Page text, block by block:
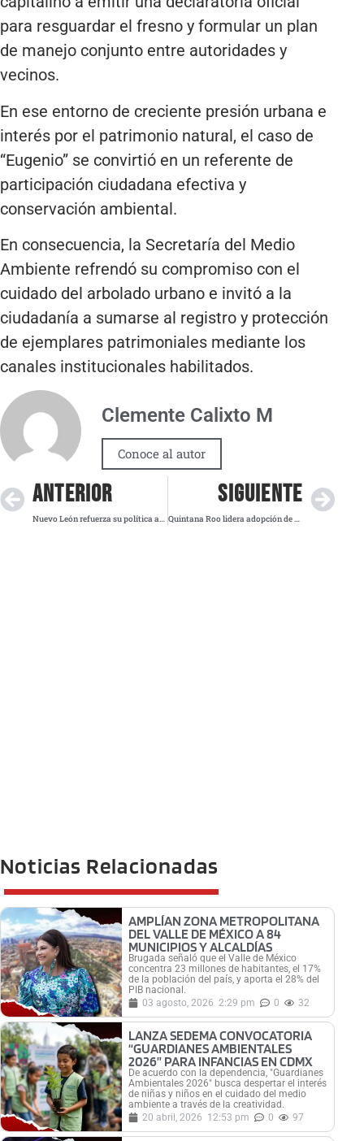
para resguardar el fresno y formular un plan
de manejo conjunto entre autoridades y
vecinos.
En ese entorno de creciente presión urbana e
interés por el patrimonio natural, el caso de
“Eugenio” se convirtió en un referente de
participación ciudadana efectiva y
conservación ambiental.
En consecuencia, la Secretaría del Medio
Ambiente refrendó su compromiso con el
cuidado del arbolado urbano e invitó a la
ciudadanía a sumarse al registro y protección
de ejemplares patrimoniales mediante los
canales institucionales habilitados.
Clemente Calixto M
Conoce al autor
ANTERIOR
Nuevo León refuerza su política ambiental con acciones directas en ríos y vialidades
SIGUIENTE
Quintana Roo lidera adopción de autobuses eléctricos fabricados en México
Noticias Relacionadas
AMPLÍAN ZONA METROPOLITANA
DEL VALLE DE MÉXICO A 84
MUNICIPIOS Y ALCALDÍAS
Brugada señaló que el Valle de México
concentra 23 millones de habitantes, el 17%
de la población del país, y aporta el 28% del
PIB nacional.
03 agosto, 2026 2:29 pm 0 32
LANZA SEDEMA CONVOCATORIA
“GUARDIANES AMBIENTALES
2026” PARA INFANCIAS EN CDMX
De acuerdo con la dependencia, "Guardianes
Ambientales 2026" busca despertar el interés
de niñas y niños en el cuidado del medio
ambiente a través de la creatividad.
20 abril, 2026 12:53 pm 0 97